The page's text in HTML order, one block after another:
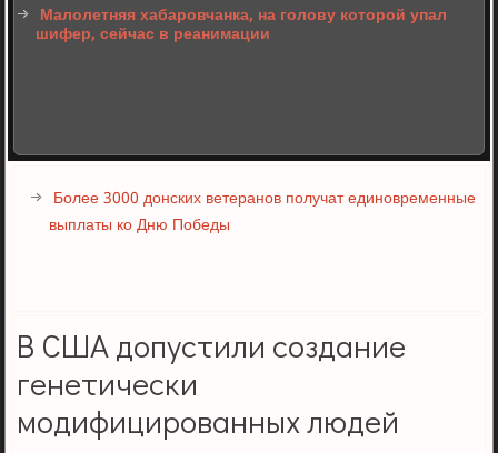
Малолетняя хабаровчанка, на голову которой упал
шифер, сейчас в реанимации
Более 3000 донских ветеранов получат единовременные
выплаты ко Дню Победы
В США допустили создание
генетически
модифицированных людей